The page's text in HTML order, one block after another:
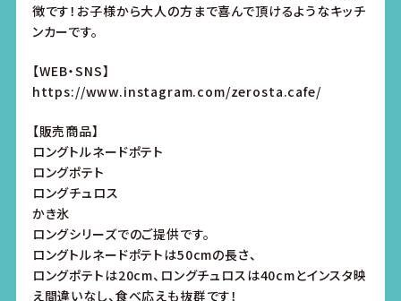
徴です！お子様から大人の方まで喜んで頂けるようなキッチ
ンカーです。
【WEB・SNS】
https://www.instagram.com/zerosta.cafe/
【販売商品】
ロングトルネードポテト
ロングポテト
ロングチュロス
かき氷
ロングシリーズでのご提供です。
ロングトルネードポテトは50cmの長さ、
ロングポテトは20cm、ロングチュロスは40cmとインスタ映
え間違いなし、食べ応えも抜群です！